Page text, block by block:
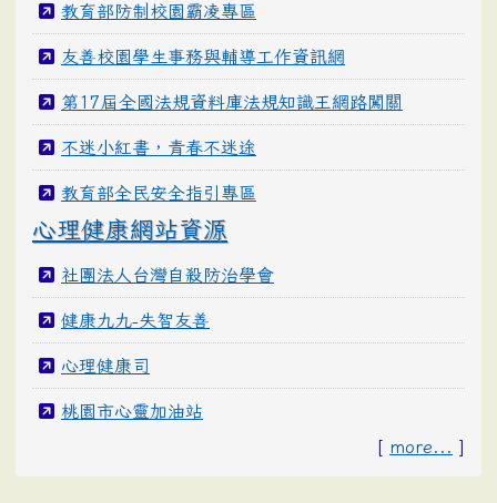
教育部防制校園霸凌專區
友善校園學生事務與輔導工作資訊網
第17屆全國法規資料庫法規知識王網路闖關
不迷小紅書，青春不迷途
教育部全民安全指引專區
心理健康網站資源
社團法人台灣自殺防治學會
健康九九-失智友善
心理健康司
桃園市心靈加油站
[ more... ]